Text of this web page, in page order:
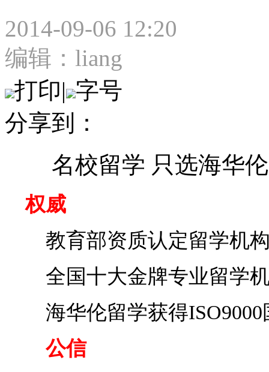
2014-09-06 12:20
编辑：liang
打印| 字号
分享到：
名校留学 只选海华伦
权威
教育部资质认定留学机
全国十大金牌专业留学
海华伦留学获得ISO9000
公信